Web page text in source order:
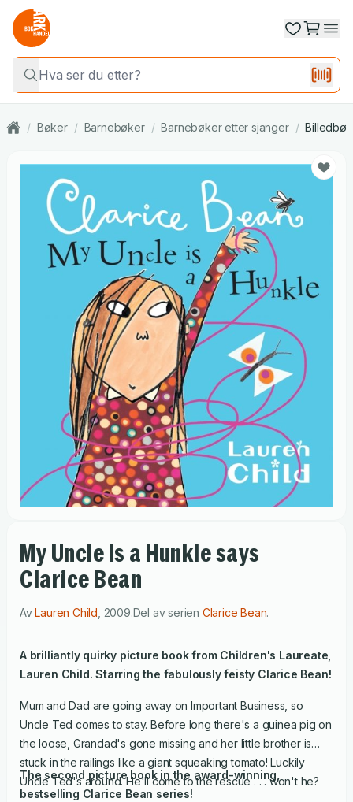
/ Bøker / Barnebøker / Barnebøker etter sjanger /
My Uncle is a Hunkle says
Clarice Bean
AvLauren Child 2009.Del av serien Clarice Bean.
A brilliantly quirky picture book from Children's Laureate,
Lauren Child. Starring the fabulously feisty Clarice Bean!
Mum and Dad are going away on Important Business, so
Uncle Ted comes to stay. Before long there's a guinea pig on
the loose, Grandad's gone missing and her little brother is
stuck in the railings like a giant squeaking tomato! Luckily
Uncle Ted's around. He'll come to the rescue . . . won't he?
The second picture book in the award-winning,
bestselling Clarice Bean series!